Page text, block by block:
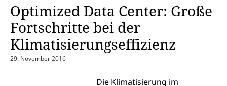
Optimized Data Center: Große
Fortschritte bei der
Klimatisierungseffizienz
29. November 2016
Die Klimatisierung im